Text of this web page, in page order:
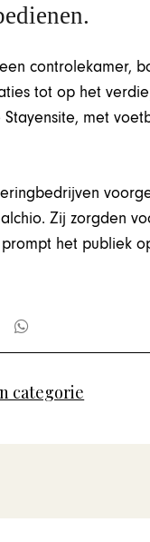
controlekamer,
tot op het
met
Zij zorgden
het publiek
categorie